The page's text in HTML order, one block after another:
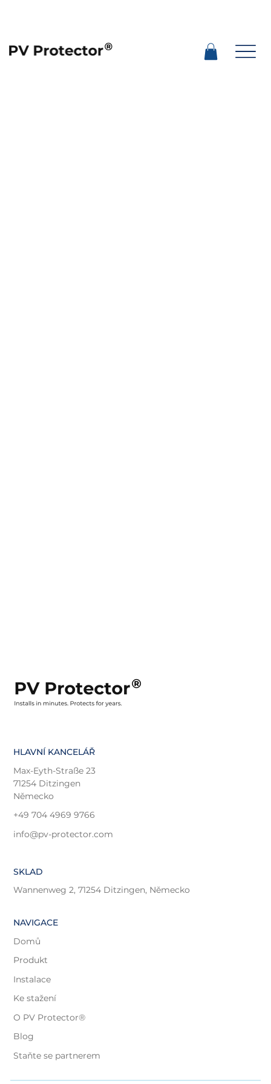
HLAVNÍ KANCELÁŘ
Max-Eyth-Straße 23
71254 Ditzingen
Německo
+49 704 4969 9766
info@pv-protector.com
SKLAD
Wannenweg 2, 71254 Ditzingen, Německo
NAVIGACE
Domů
Produkt
Instalace
Ke stažení
O PV Protector®
Blog
Staňte se partnerem